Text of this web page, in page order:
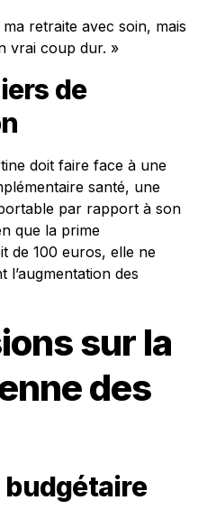
retraite avec soin, mais
vrai coup dur. »
de
doit faire face à une
santé, une
par rapport à son
que la prime
de 100 euros, elle ne
l’augmentation des
sur la
des
budgétaire